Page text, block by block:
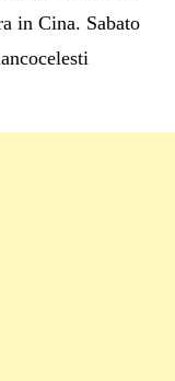
in Cina. Sabato